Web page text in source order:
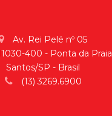
Av. Rei Pelé nº 05
400 - Ponta da Praia
Santos/SP - Brasil
(13) 3269.6900